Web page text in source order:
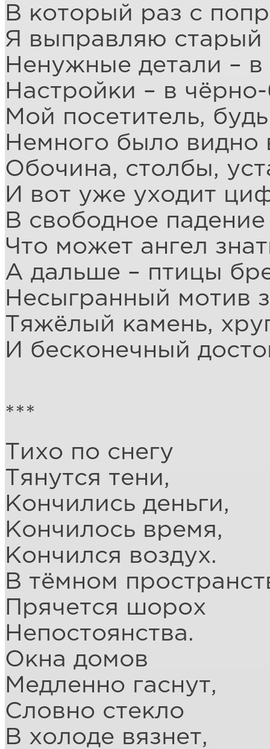
В который раз с
Я выправляю старый
Ненужные детали – в
Настройки – в
Мой посетитель,
Немного было видно
Обочина, столбы,
И вот уже уходит
В свободное
Что может ангел
А дальше – птицы
Несыгранный мотив
Тяжёлый камень,
И бесконечный
***
Тихо по снегу
Тянутся тени,
Кончились деньги,
Кончилось время,
Кончился воздух.
В тёмном
Прячется шорох
Непостоянства.
Окна домов
Медленно гаснут,
Словно стекло
В холоде вязнет,